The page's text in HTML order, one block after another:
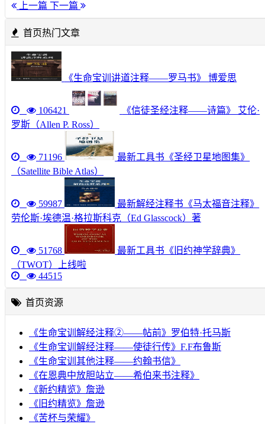
上一篇 下一篇
首页热门文章
《生命宝训讲道注释——罗马书》 博爱思
106421
《信徒圣经注释——诗篇》 艾伦·
罗斯（Allen P. Ross）
71196
最新工具书《圣经卫星地图集》
（Satellite Bible Atlas）
59987
最新解经注释书《马太福音注释》
劳伦斯·埃德温·格拉斯科克（Ed Glasscock）著
51768
最新工具书《旧约神学辞典》
（TWOT）上线啦
44515
首页资源
《生命宝训解经注释②——帖前》罗伯特·托马斯
《生命宝训解经注释——使徒行传》F.F布鲁斯
《生命宝训其他注释——约翰书信》
《在恩典中放胆站立——希伯来书注释》
《新约精览》詹逊
《旧约精览》詹逊
《苦杯与荣耀》